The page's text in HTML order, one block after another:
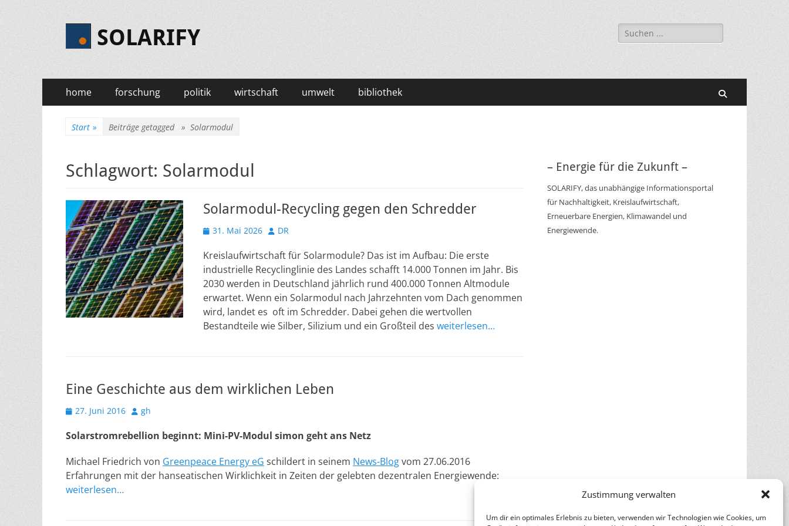
Zustimmung verwalten
Um dir ein optimales Erlebnis zu bieten, verwenden wir Technologien wie Cookies, um
SOLARIFY
Suchen
nach:
Primäres
Menü
Zum
Inhalt
home forschung politik wirtschaft umwelt bibliothek
Start » Beiträge getagged » Solarmodul
Schlagwort: Solarmodul
Solarmodul-Recycling gegen den Schredder
Veröffentlicht
31. Mai 2026 Autor
DR
Kreislaufwirtschaft für Solarmodule? Das ist im Aufbau: Die erste
industrielle Recyclinglinie des Landes schafft 14.000 Tonnen im Jahr. Bis
2030 werden in Deutschland jährlich rund 400.000 Tonnen Altmodule
erwartet. Wenn ein Solarmodul nach Jahrzehnten vom Dach genommen
wird, landet es oft im Schredder. Dabei gehen die wertvollen
Bestandteile wie Silber, Silizium und ein Großteil des weiterlesen…
Eine Geschichte aus dem wirklichen Leben
Veröffentlicht
27. Juni 2016 Autor
gh
Solarstromrebellion beginnt: Mini-PV-Modul simon geht ans Netz
Michael Friedrich von Greenpeace Energy eG schildert in seinem News-Blogvom 27.06.2016
Erfahrungen mit der hanseatischen Wirklichkeit in Zeiten der gelebten dezentralen Energiewende:
weiterlesen…
– Energie für die Zukunft –
SOLARIFY, das unabhängige Informationsportal
für Nachhaltigkeit, Kreislaufwirtschaft,
Erneuerbare Energien, Klimawandel und
Energiewende.